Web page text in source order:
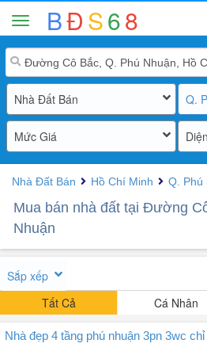
BĐS68
Nhà Đất Bán Q.
Mức Giá
Nhà Đất Bán Hồ Chí Minh Q. Phú
Mua bán nhà đất tại Đường
Nhuận
Sắp xếp
Tất Cả
Cá Nhân
Nhà đẹp 4 tầng phú nhuận 3pn 3wc